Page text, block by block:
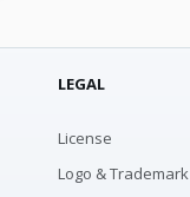
LEGAL
License
Logo & Trademark